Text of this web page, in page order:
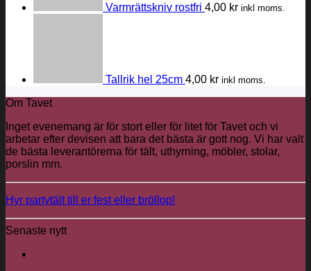
Varmrättskniv rostfri 4,00 kr inkl moms.
Tallrik hel 25cm 4,00 kr inkl moms.
Om Tavet
Inget evenemang är för stort eller för litet för Tavet och vi
arbetar efter devisen att bara det bästa är gott nog. Vi har valt
de bästa leverantörerna för tält, uthyrning, möbler, stolar,
porslin mm.
Hyr partytält till er fest eller bröllop!
Senaste nytt